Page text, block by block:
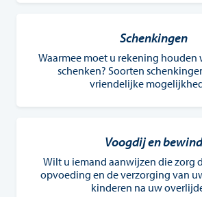
Schenkingen
Waarmee moet u rekening houden
schenken? Soorten
vriendelijke
Voogdij en bewind
Wilt u iemand aanwijzen die zorg
opvoeding en de verzorging van
kinderen na uw